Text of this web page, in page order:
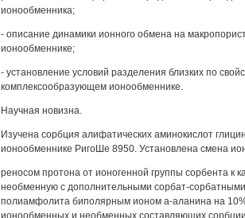
ионообменника;
- описание динамики ионного обмена на
ионообменнике;
- установление условий разделения близких по
комплексообразующем ионообменнике.
Научная новизна.
Изучена сорбция алифатических аминокислот
ионообменнике РигоШе 8950. Установлена смена
реносом протона от ионогенной группы сорбента к
необменную с дополнительными сорбат-
полиамфолита биполярным ионом а-аланина на
ионообменных и необменных составляющих